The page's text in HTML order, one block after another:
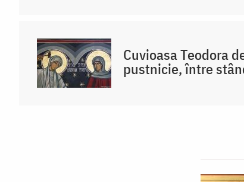
Cuvioasa Teodora
pustnicie, între